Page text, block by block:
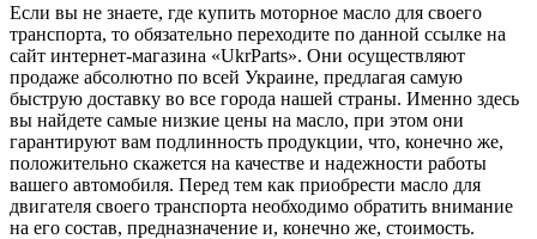
Если вы не знаете, где купить моторное масло для своего
транспорта, то обязательно переходите по данной ссылке на
сайт интернет-магазина «UkrParts». Они осуществляют
продаже абсолютно по всей Украине, предлагая самую
быструю доставку во все города нашей страны. Именно здесь
вы найдете самые низкие цены на масло, при этом они
гарантируют вам подлинность продукции, что, конечно же,
положительно скажется на качестве и надежности работы
вашего автомобиля. Перед тем как приобрести масло для
двигателя своего транспорта необходимо обратить внимание
на его состав, предназначение и, конечно же, стоимость.